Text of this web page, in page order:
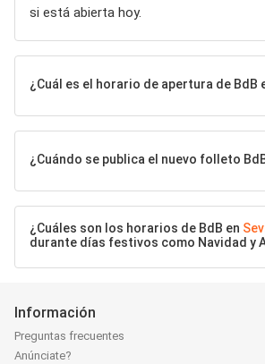
si está abierta hoy.
¿Cuál es el horario de apertura de BdB
¿Cuándo se publica el nuevo folleto
¿Cuáles son los horarios de BdB en
durante días festivos como Navidad y
Información
Preguntas frecuentes
Anúnciate?